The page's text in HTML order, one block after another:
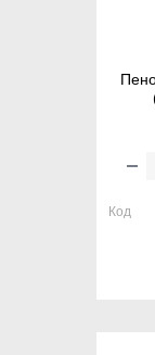
Код